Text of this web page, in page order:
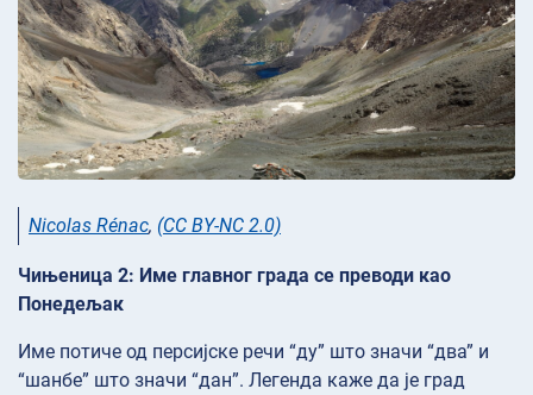
Nicolas Rénac, (CC BY-NC 2.0)
Чињеница 2: Име главног града се преводи као
Понедељак
Име потиче од персијске речи “ду” што значи “два” и
“шанбе” што значи “дан”. Легенда каже да је град